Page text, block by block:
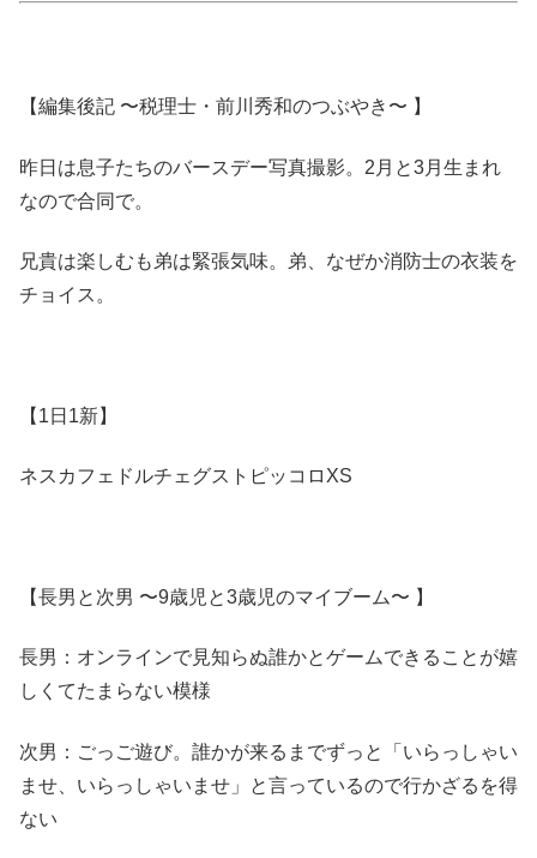
【編集後記 〜税理士・前川秀和のつぶやき〜 】
昨日は息子たちのバースデー写真撮影。2月と3月生まれ
なので合同で。
兄貴は楽しむも弟は緊張気味。弟、なぜか消防士の衣装を
チョイス。
【1日1新】
ネスカフェドルチェグストピッコロXS
【長男と次男 〜9歳児と3歳児のマイブーム〜 】
長男：オンラインで見知らぬ誰かとゲームできることが嬉
しくてたまらない模様
次男：ごっご遊び。誰かが来るまでずっと「いらっしゃい
ませ、いらっしゃいませ」と言っているので行かざるを得
ない